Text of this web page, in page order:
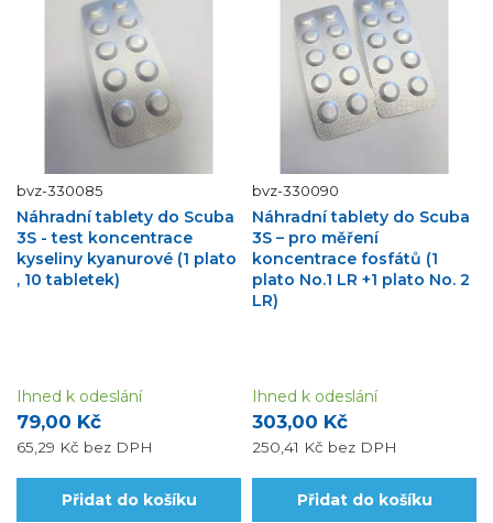
bvz-330085
Náhradní tablety do Scuba
3S - test koncentrace
kyseliny kyanurové (1 plato
, 10 tabletek)
79,00 Kč
65,29 Kč bez DPH
Ihned k odeslání
Přidat do košíku
bvz-330090
Náhradní tablety do Scuba
3S – pro měření
koncentrace fosfátů (1
plato No.1 LR +1 plato No. 2
LR)
303,00 Kč
250,41 Kč bez DPH
Ihned k odeslání
Přidat do košíku